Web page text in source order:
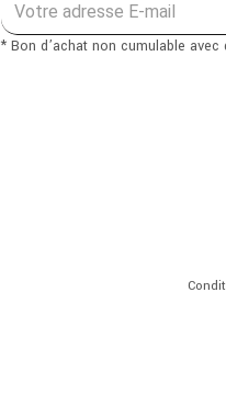
* Bon d’achat non cumulable avec